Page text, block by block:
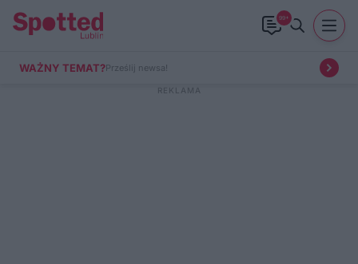
99+
WAŻNY TEMAT?Prześlij newsa!